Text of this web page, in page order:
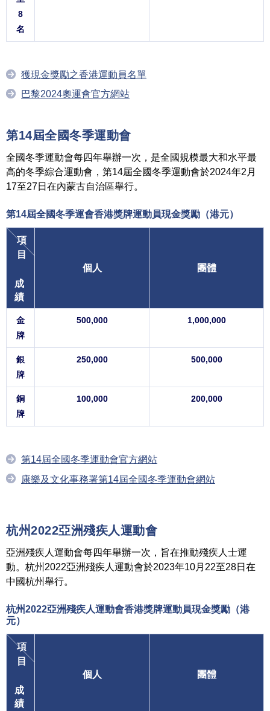
8
名
獲現金獎勵之香港運動員名單
巴黎2024奧運會官方網站
第14屆全國冬季運動會
全國冬季運動會每四年舉辦一次，是全國規模最大和水平最
高的冬季綜合運動會，第14屆全國冬季運動會於2024年2月
17至27日在內蒙古自治區舉行。
第14屆全國冬季運會香港獎牌運動員現金獎勵（港元）
項
目
成
績
個人 團體
金
牌
500,000 1,000,000
銀
牌
250,000 500,000
銅
牌
100,000 200,000
第14屆全國冬季運動會官方網站
康樂及文化事務署第14屆全國冬季運動會網站
杭州2022亞洲殘疾人運動會
亞洲殘疾人運動會每四年舉辦一次，旨在推動殘疾人士運
動。杭州2022亞洲殘疾人運動會於2023年10月22至28日在
中國杭州舉行。
杭州2022亞洲殘疾人運動會香港獎牌運動員現金獎勵（港
元）
項
目
成
績
個人 團體